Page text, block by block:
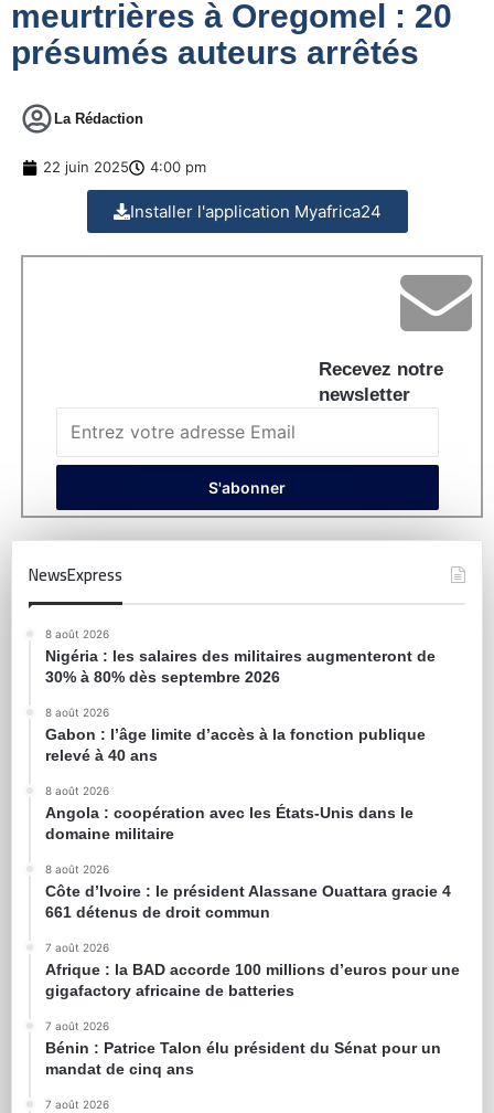
meurtrières à Oregomel : 20
présumés auteurs arrêtés
La Rédaction
22 juin 2025 4:00 pm
Installer l'application Myafrica24
Recevez notre
newsletter
NewsExpress
8 août 2026
Nigéria : les salaires des militaires augmenteront de
30% à 80% dès septembre 2026
8 août 2026
Gabon : l’âge limite d’accès à la fonction publique
relevé à 40 ans
8 août 2026
Angola : coopération avec les États-Unis dans le
domaine militaire
8 août 2026
Côte d’Ivoire : le président Alassane Ouattara gracie 4
661 détenus de droit commun
7 août 2026
Afrique : la BAD accorde 100 millions d’euros pour une
gigafactory africaine de batteries
7 août 2026
Bénin : Patrice Talon élu président du Sénat pour un
mandat de cinq ans
7 août 2026